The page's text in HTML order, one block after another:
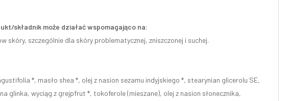
składnik może działać wspomagająco na:
szczególnie dla skóry problematycznej, zniszczonej i suchej.
*, masło shea *, olej z nasion sezamu indyjskiego *, stearynian glicerolu SE,
glinka, wyciąg z grejpfrut *, tokoferole (mieszane), olej z nasion słonecznika,